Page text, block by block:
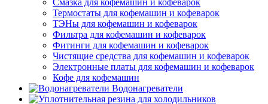
Смазка для кофемашин и кофеварок
Термостаты для кофемашин и кофеварок
ТЭНы для кофемашин и кофеварок
Фильтра для кофемашин и кофеварок
Фитинги для кофемашин и кофеварок
Чистящие средства для кофемашин и кофеварок
Электронные платы для кофемашин и кофеварок
Кофе для кофемашин
Водонагреватели